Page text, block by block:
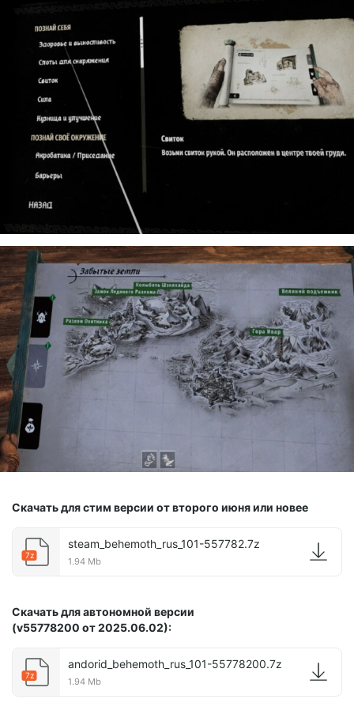
Скачать для стим версии от второго июня или новее
7z
steam_behemoth_rus_101-557782.7z
1.94 Mb
Скачать для автономной версии
(v55778200 от2025.06.02):
7z
andorid_behemoth_rus_101-55778200.7z
1.94 Mb